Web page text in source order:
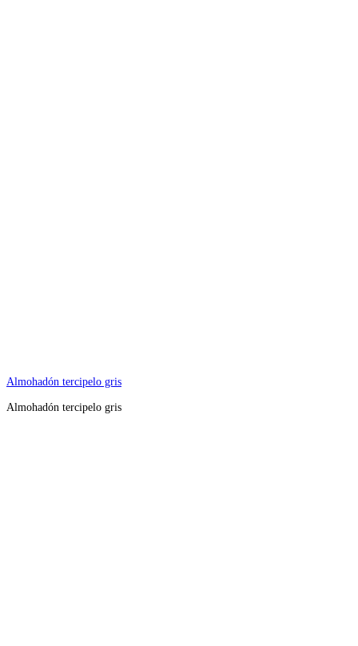
Almohadón tercipelo gris
Almohadón tercipelo gris